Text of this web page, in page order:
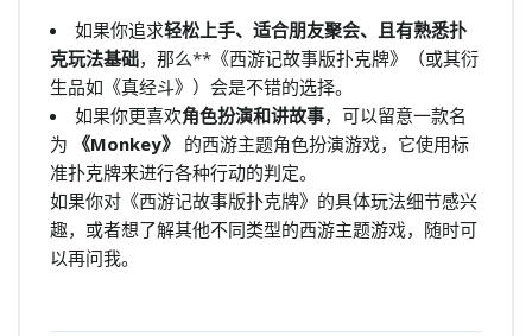
如果你追求轻松上手、适合朋友聚会、且有熟悉扑
克玩法基础，那么**《西游记故事版扑克牌》（或其衍
生品如《真经斗》）会是不错的选择。
如果你更喜欢角色扮演和讲故事，可以留意一款名
为
《Monkey》 的西游主题角色扮演游戏，它使用标
准扑克牌来进行各种行动的判定。
如果你对《西游记故事版扑克牌》的具体玩法细节感兴
趣，或者想了解其他不同类型的西游主题游戏，随时可
以再问我。